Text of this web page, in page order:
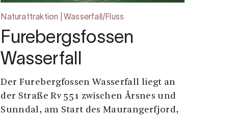
Naturattraktion | Wasserfall/Fluss
Furebergsfossen
Wasserfall
Der Furebergfossen Wasserfall liegt an
der Straße Rv 551 zwischen Årsnes und
Sunndal, am Start des Maurangerfjord,